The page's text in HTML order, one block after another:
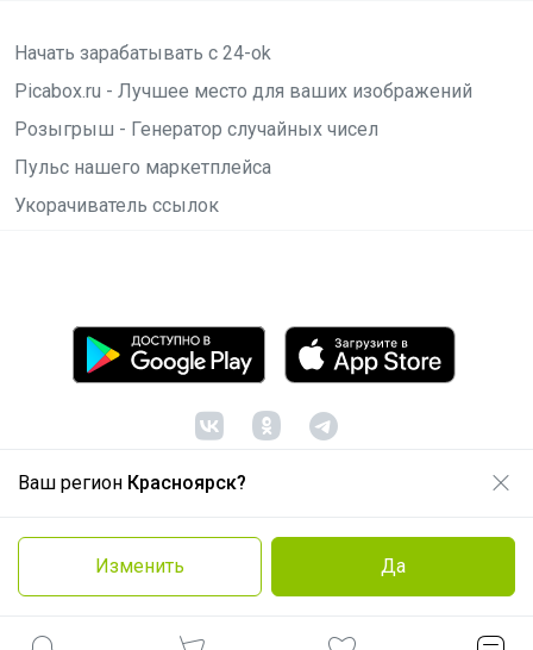
Ваш регион Красноярск?
Изменить Да
Начать зарабатывать с 24-ok
Picabox.ru - Лучшее место для ваших изображений
Розыгрыш - Генератор случайных чисел
Пульс нашего маркетплейса
Укорачиватель ссылок
© ООО "Лявита", ОГРН 1122468054070, 2012 -2026
Политика конфиденциальности
Cоглашение пользователя